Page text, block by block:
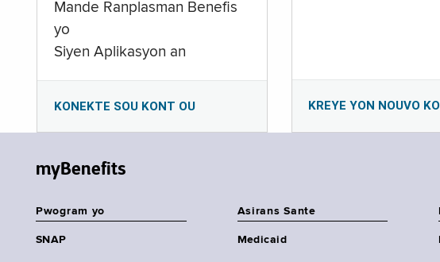
Mande Ranplasman Benefis
yo
Siyen Aplikasyon an
KONEKTE SOU KONT OU KREYE YON NOUVO
myBenefits
Pwogram yo
SNAP
Asirans Sante
Medicaid